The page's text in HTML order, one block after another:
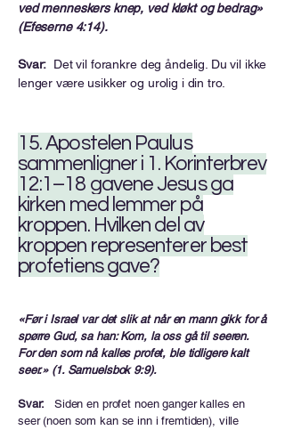
ved menneskers knep, ved kløkt og bedrag»
(Efeserne 4:14).
Svar: Det vil forankre deg åndelig. Du vil ikke
lenger være usikker og urolig i din tro.
15. Apostelen Paulus
sammenligner i 1. Korinterbrev
12:1–18 gavene Jesus ga
kirken med lemmer på
kroppen. Hvilken del av
kroppen representerer best
profetiens gave?
«Før i Israel var det slik at når en mann gikk for å
spørre Gud, sa han: Kom, la oss gå til seeren.
For den som nå kalles profet, ble tidligere kalt
seer.» (1. Samuelsbok 9:9).
Svar:
Siden en profet noen ganger kalles en
seer (noen som kan se inn i fremtiden), ville